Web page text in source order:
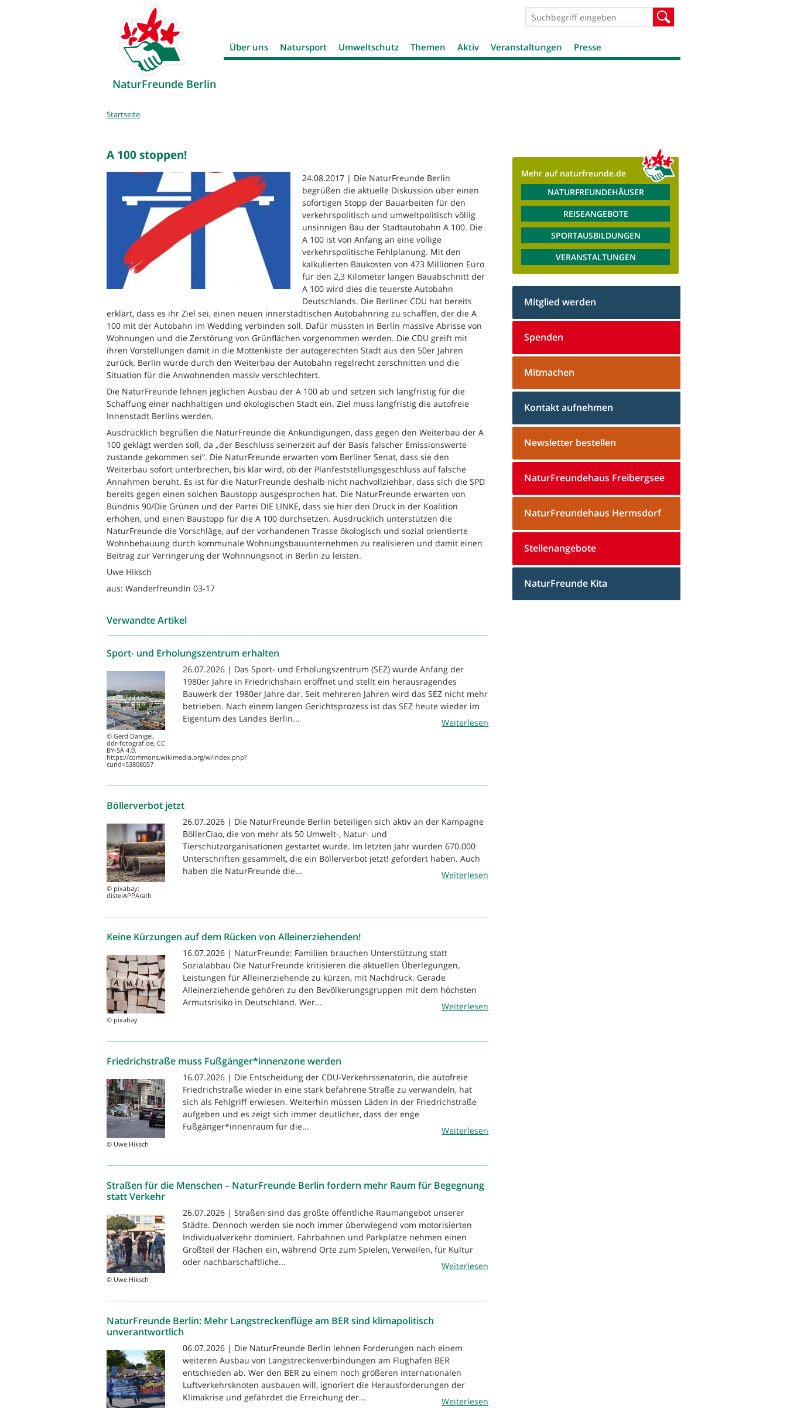
NaturFreunde Berlin
Suchformular
Über uns Natursport Umweltschutz Themen Aktiv Veranstaltungen Presse
Sie
Startseite
A 100 stoppen!
24.08.2017 | Die NaturFreunde Berlin
begrüßen die aktuelle Diskussion über einen
sofortigen Stopp der Bauarbeiten für den
verkehrspolitisch und umweltpolitisch völlig
unsinnigen Bau der Stadtautobahn A 100. Die
A 100 ist von Anfang an eine völlige
verkehrspolitische Fehlplanung. Mit den
kalkulierten Baukosten von 473 Millionen Euro
für den 2,3 Kilometer langen Bauabschnitt der
A 100 wird dies die teuerste Autobahn
Deutschlands. Die Berliner CDU hat bereits
erklärt, dass es ihr Ziel sei, einen neuen innerstädtischen Autobahnring zu schaffen, der die A
100 mit der Autobahn im Wedding verbinden soll. Dafür müssten in Berlin massive Abrisse von
Wohnungen und die Zerstörung von Grünflächen vorgenommen werden. Die CDU greift mit
ihren Vorstellungen damit in die Mottenkiste der autogerechten Stadt aus den 50er Jahren
zurück. Berlin würde durch den Weiterbau der Autobahn regelrecht zerschnitten und die
Situation für die Anwohnenden massiv verschlechtert.
Die NaturFreunde lehnen jeglichen Ausbau der A 100 ab und setzen sich langfristig für die
Schaffung einer nachhaltigen und ökologischen Stadt ein. Ziel muss langfristig die autofreie
Innenstadt Berlins werden.
Ausdrücklich begrüßen die NaturFreunde die Ankündigungen, dass gegen den Weiterbau der A
100 geklagt werden soll, da „der Beschluss seinerzeit auf der Basis falscher Emissionswerte
zustande gekommen sei“. Die NaturFreunde erwarten vom Berliner Senat, dass sie den
Weiterbau sofort unterbrechen, bis klar wird, ob der Planfeststellungsgeschluss auf falsche
Annahmen beruht. Es ist für die NaturFreunde deshalb nicht nachvollziehbar, dass sich die SPD
bereits gegen einen solchen Baustopp ausgesprochen hat. Die NaturFreunde erwarten von
Bündnis 90/Die Grünen und der Partei DIE LINKE, dass sie hier den Druck in der Koalition
erhöhen, und einen Baustopp für die A 100 durchsetzen. Ausdrücklich unterstützen die
NaturFreunde die Vorschläge, auf der vorhandenen Trasse ökologisch und sozial orientierte
Wohnbebauung durch kommunale Wohnungsbauunternehmen zu realisieren und damit einen
Beitrag zur Verringerung der Wohnnungsnot in Berlin zu leisten.
Uwe Hiksch
aus: WanderfreundIn 03-17
Verwandte Artikel
Sport- und Erholungszentrum erhalten
© Gerd Danigel,
ddr-fotograf.de, CC
BY-SA 4.0,
https://commons.wikimedia.org/w/index.php?
curid=53808057
26.07.2026 | Das Sport- und Erholungszentrum (SEZ) wurde Anfang der
1980er Jahre in Friedrichshain eröffnet und stellt ein herausragendes
Bauwerk der 1980er Jahre dar. Seit mehreren Jahren wird das SEZ nicht mehr
betrieben. Nach einem langen Gerichtsprozess ist das SEZ heute wieder im
Eigentum des Landes Berlin...
Weiterlesen
Böllerverbot jetzt
© pixabay:
distelAPPArath
26.07.2026 | Die NaturFreunde Berlin beteiligen sich aktiv an der Kampagne
BöllerCiao, die von mehr als 50 Umwelt-, Natur- und
Tierschutzorganisationen gestartet wurde. Im letzten Jahr wurden 670.000
Unterschriften gesammelt, die ein Böllerverbot jetzt! gefordert haben. Auch
haben die NaturFreunde die...
Weiterlesen
Keine Kürzungen auf dem Rücken von Alleinerziehenden!
© pixabay
16.07.2026 | NaturFreunde: Familien brauchen Unterstützung statt
Sozialabbau Die NaturFreunde kritisieren die aktuellen Überlegungen,
Leistungen für Alleinerziehende zu kürzen, mit Nachdruck. Gerade
Alleinerziehende gehören zu den Bevölkerungsgruppen mit dem höchsten
Armutsrisiko in Deutschland. Wer...
Weiterlesen
Friedrichstraße muss Fußgänger*innenzone werden
© Uwe Hiksch
16.07.2026 | Die Entscheidung der CDU-Verkehrssenatorin, die autofreie
Friedrichstraße wieder in eine stark befahrene Straße zu verwandeln, hat
sich als Fehlgriff erwiesen. Weiterhin müssen Läden in der Friedrichstraße
aufgeben und es zeigt sich immer deutlicher, dass der enge
Fußgänger*innenraum für die...
Weiterlesen
Straßen für die Menschen – NaturFreunde Berlin fordern mehr Raum für Begegnung
statt Verkehr
© Uwe Hiksch
26.07.2026 | Straßen sind das größte öffentliche Raumangebot unserer
Städte. Dennoch werden sie noch immer überwiegend vom motorisierten
Individualverkehr dominiert. Fahrbahnen und Parkplätze nehmen einen
Großteil der Flächen ein, während Orte zum Spielen, Verweilen, für Kultur
oder nachbarschaftliche...
Weiterlesen
NaturFreunde Berlin: Mehr Langstreckenflüge am BER sind klimapolitisch
unverantwortlich
06.07.2026 | Die NaturFreunde Berlin lehnen Forderungen nach einem
weiteren Ausbau von Langstreckenverbindungen am Flughafen BER
entschieden ab. Wer den BER zu einem noch größeren internationalen
Luftverkehrsknoten ausbauen will, ignoriert die Herausforderungen der
Klimakrise und gefährdet die Erreichung der...
Weiterlesen
Mehr auf naturfreunde.de
NATURFREUNDEHÄUSER
REISEANGEBOTE
SPORTAUSBILDUNGEN
VERANSTALTUNGEN
Mitglied werden
Spenden
Mitmachen
Kontakt aufnehmen
Newsletter bestellen
NaturFreundehaus Freibergsee
NaturFreundehaus Hermsdorf
Stellenangebote
NaturFreunde Kita